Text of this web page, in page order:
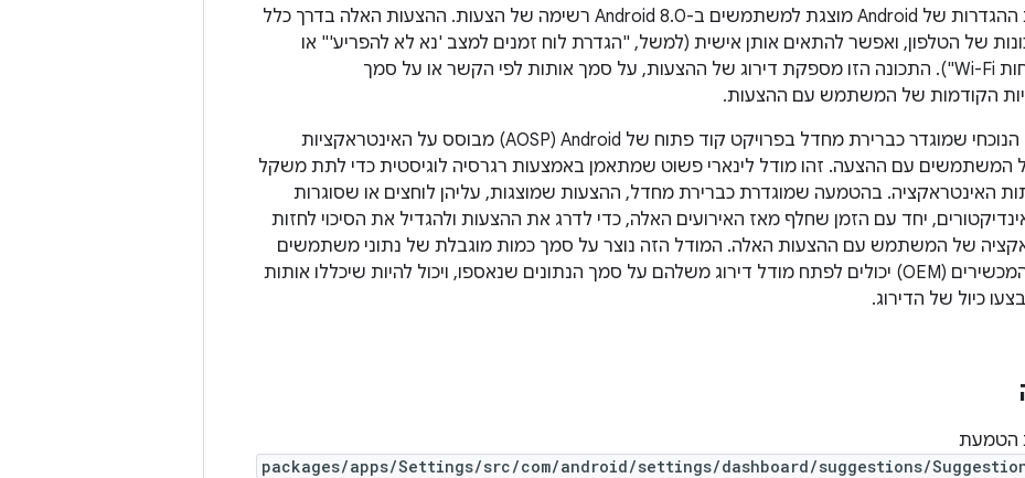
באפליקציית ההגדרות של Android מוצגת למשתמשים ב-Android 8.0 רשימה של הצעות. ההצעות האלה בדרך כלל
של הטלפון, ואפשר להתאים אותן אישית (למשל, "הגדרת לוח זמנים למצב 'נא לא להפריע'" או
"הפעלת שיחות Wi-Fi"). התכונה הזו מספקת דירוג של ההצעות, על סמך אותות לפי הקשר או על סמך
הקודמות של המשתמש עם ההצעות.
מודל הדירוג הנוכחי שמוגדר כברירת מחדל בפרויקט קוד פתוח של Android‏ (AOSP) מבוסס על האינטראקציות
המשתמשים עם ההצעה. זהו מודל לינארי פשוט שמתאמן באמצעות רגרסיה לוגיסטית כדי לתת משקל
האינטראקציה. בהטמעה שמוגדרת כברירת מחדל, ההצעות שמוצגות, עליהן לוחצים או שסוגרות
יחד עם הזמן שחלף מאז האירועים האלה, כדי לדרג את ההצעות ולהגדיל את הסיכוי לחזות
של המשתמש עם ההצעות האלה. המודל הזה נוצר על סמך כמות מוגבלת של נתוני משתמשים
ביומן. יצרני המכשירים (OEM) יכולים לפתח מודל דירוג משלהם על סמך הנתונים שנאספו, ויכול להיות שיכללו אותות
כיול של הדירוג.
הטמעת
packages/apps/Settings/src/com/android/settings/dashboard/suggestions/